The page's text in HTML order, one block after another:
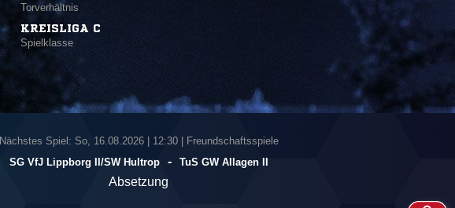
Torverhältnis
KREISLIGA C
Spielklasse
Nächstes Spiel: So, 16.08.2026| 12:30 | Freundschaftsspiele
SG VfJ Lippborg II/​SW Hultrop
- TuS GW Allagen II
Absetzung